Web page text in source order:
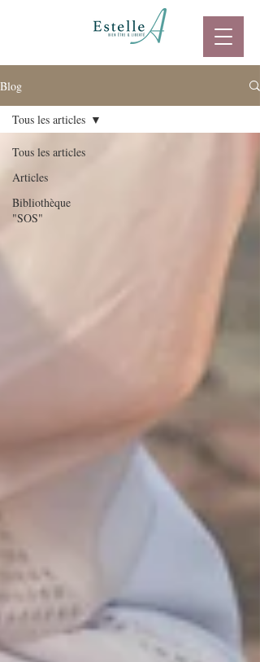
Blog
Tous les articles
Articles
Bibliothèque
"SOS"
Tous les articles